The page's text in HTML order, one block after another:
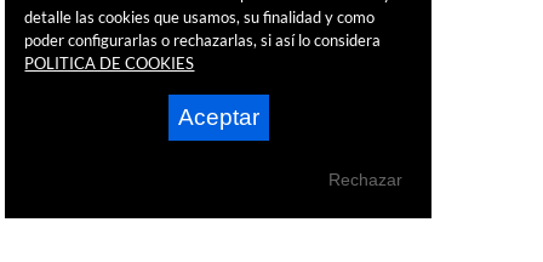
detalle las cookies que usamos, su finalidad y como
poder configurarlas o rechazarlas, si así lo considera
POLITICA DE COOKIES
Aceptar
Rechazar